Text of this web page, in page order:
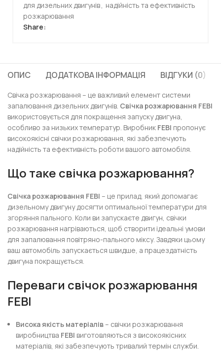
для дизельних двигунів, надійність та ефективність
розжарювання
Share:
ОПИС ДОДАТКОВА ІНФОРМАЦІЯ ВІДГУКИ (0)
Свічка розжарювання – це важливий елемент системи
запалювання дизельних двигунів. Свічка розжарювання FEBI
використовується для покращення запуску двигуна,
особливо за низьких температур. Виробник FEBI пропонує
високоякісні свічки розжарювання, які забезпечують
надійність та ефективність роботи вашого автомобіля.
Що таке свічка розжарювання?
Свічка розжарювання FEBI – це прилад, який допомагає
дизельному двигуну досягти оптимальної температури для
згоряння пального. Коли ви запускаєте двигун, свічки
розжарювання нагріваються, щоб створити ідеальні умови
для запалювання повітряно-пального міксу. Завдяки цьому
ваш автомобіль запускається швидше, а працездатність
двигуна покращується.
Переваги свічок розжарювання
FEBI
Висока якість матеріалів – свічки розжарювання
виробництва FEBI виготовляються з високоякісних
матеріалів, які забезпечують тривалий термін служби.